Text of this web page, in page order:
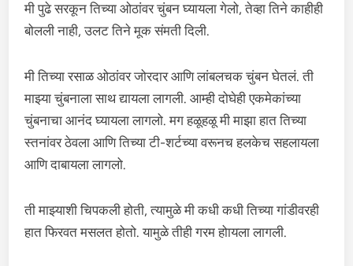
मी पुढे सरकून तिच्या ओठांवर चुंबन घ्यायला गेलो, तेव्हा तिने काहीही
बोलली नाही, उलट तिने मूक संमती दिली.
मी तिच्या रसाळ ओठांवर जोरदार आणि लांबलचक चुंबन घेतलं. ती
माझ्या चुंबनाला साथ द्यायला लागली. आम्ही दोघेही एकमेकांच्या
चुंबनाचा आनंद घ्यायला लागलो. मग हळूहळू मी माझा हात तिच्या
स्तनांवर ठेवला आणि तिच्या टी-शर्टच्या वरूनच हलकेच सहलायला
आणि दाबायला लागलो.
ती माझ्याशी चिपकली होती, त्यामुळे मी कधी कधी तिच्या गांडीवरही
हात फिरवत मसलत होतो. यामुळे तीही गरम होायला लागली.